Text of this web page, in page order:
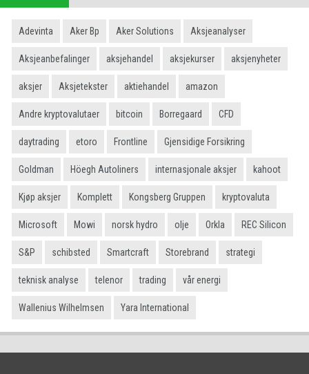
Adevinta Aker Bp Aker Solutions Aksjeanalyser
Aksjeanbefalinger aksjehandel aksjekurser aksjenyheter
aksjer Aksjetekster aktiehandel amazon
Andre kryptovalutaer bitcoin Borregaard CFD
daytrading etoro Frontline Gjensidige Forsikring
Goldman Höegh Autoliners internasjonale aksjer kahoot
Kjøp aksjer Komplett Kongsberg Gruppen kryptovaluta
Microsoft Mowi norsk hydro olje Orkla REC Silicon
S&P schibsted Smartcraft Storebrand strategi
teknisk analyse telenor trading vår energi
Wallenius Wilhelmsen Yara International